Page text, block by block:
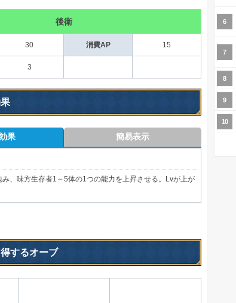
後衛
30 消費AP 15
3
果 簡易表示
、味方生存者1～5体の1つの能力を上昇させる。Lvが上が
するオーブ